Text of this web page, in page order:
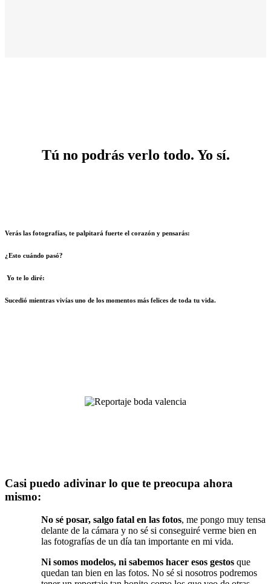
Tú no podrás verlo todo. Yo sí.
Verás las fotografías, te palpitará fuerte el corazón y pensarás:
¿Esto cuándo pasó?
Yo te lo diré:
Sucedió mientras vivías uno de los momentos más felices de toda tu vida.
Casi puedo adivinar lo que te preocupa ahora
mismo:
No sé posar, salgo fatal en las fotos, me pongo muy tensa
delante de la cámara y no sé si conseguiré verme bien en
las fotografías de un día tan importante en mi vida.
Ni somos modelos, ni sabemos hacer esos gestos que
quedan tan bien en las fotos. No sé si nosotros podremos